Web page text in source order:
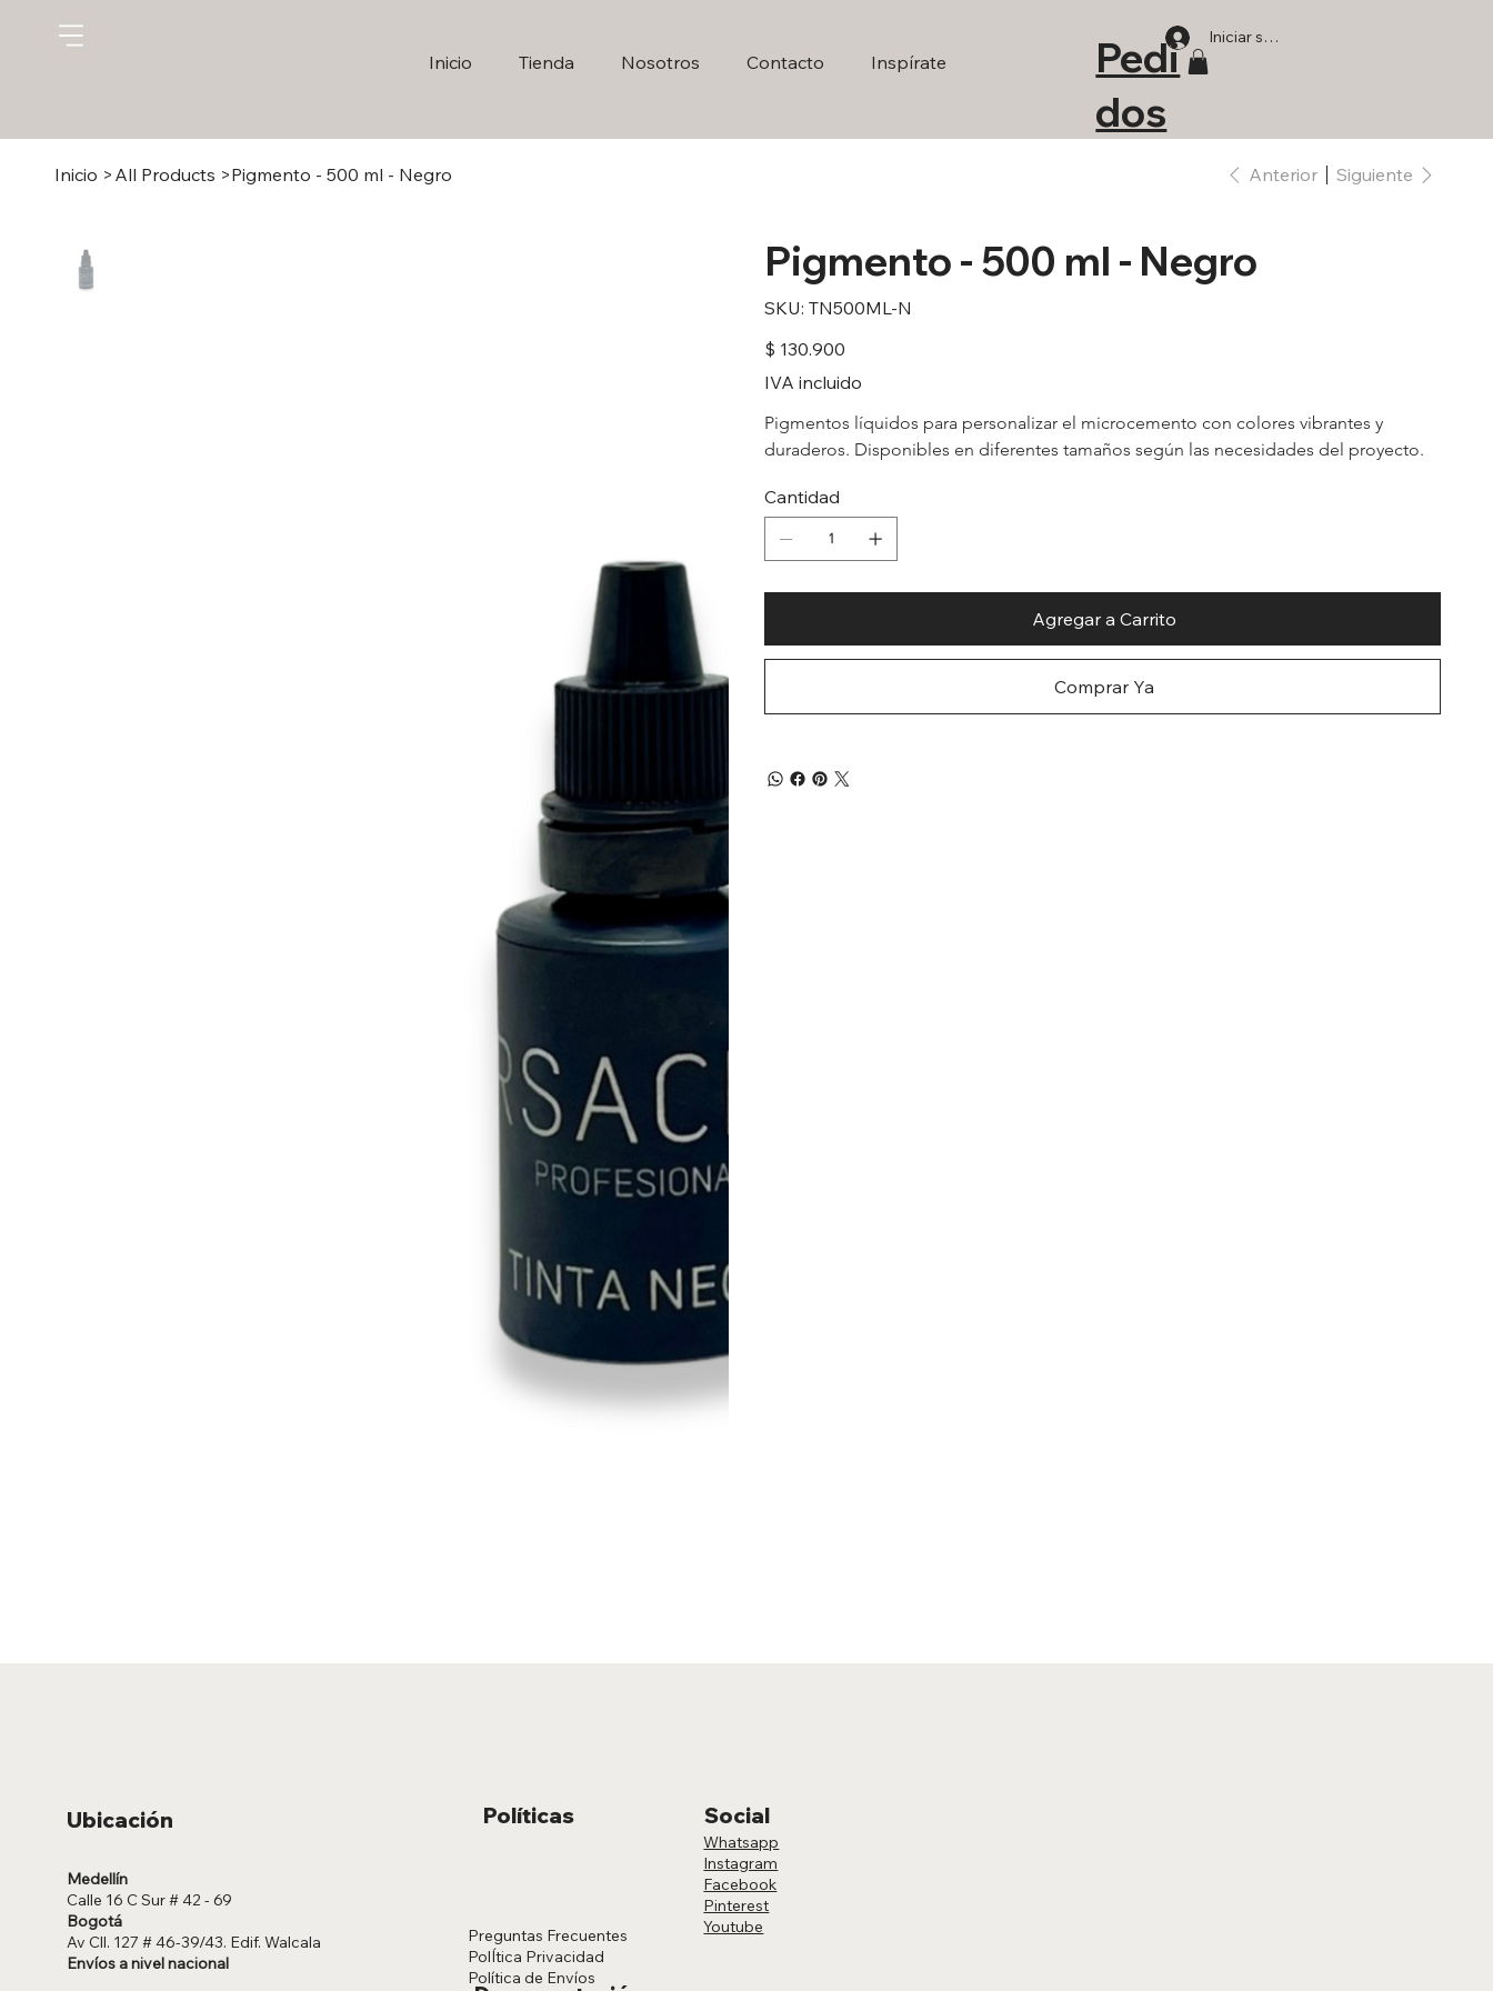
Inicio Tienda Nosotros Contacto Inspírate
Pedi
dos
Iniciar sesión
Inicio > All Products >Pigmento - 500 ml - Negro Anterior Siguiente
Pigmento - 500 ml - Negro
SKU: SKU
TN500ML-
TN500ML-N
Precio
$ 130.900
IVA incluido
Pigmentos líquidos para personalizar el microcemento con colores vibrantes y
duraderos. Disponibles en diferentes tamaños según las necesidades del proyecto.
Cantidad
Agregar a Carrito
Comprar Ya
Medellín
Calle 16 C Sur # 42 - 69
Bogotá
Av Cll. 127 # 46-39/43. Edif. Walcala
Envíos a nivel nacional
Ubicación
Preguntas Frecuentes
PolÍtica Privacidad
Política de Envíos
Whatsapp
Instagram
Facebook
Pinterest
Youtube
Políticas Social